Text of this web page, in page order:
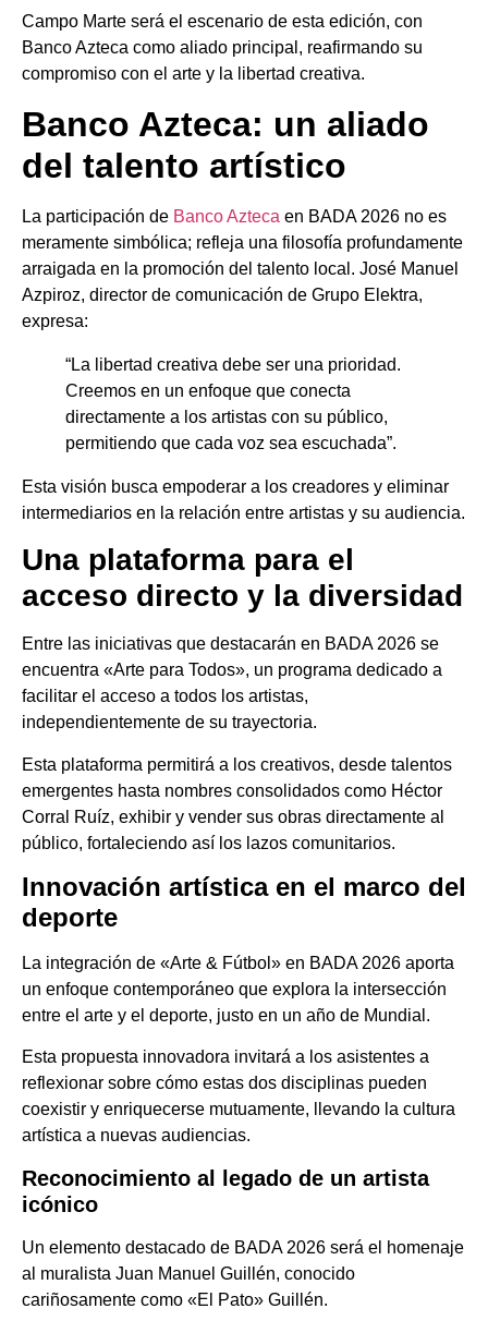
Campo Marte será el escenario de esta edición, con
Banco Azteca como aliado principal, reafirmando su
compromiso con el arte y la libertad creativa.
Banco Azteca: un aliado
del talento artístico
La participación de Banco Azteca en BADA 2026 no es
meramente simbólica; refleja una filosofía profundamente
arraigada en la promoción del talento local. José Manuel
Azpiroz, director de comunicación de Grupo Elektra,
expresa:
“La libertad creativa debe ser una prioridad.
Creemos en un enfoque que conecta
directamente a los artistas con su público,
permitiendo que cada voz sea escuchada”.
Esta visión busca empoderar a los creadores y eliminar
intermediarios en la relación entre artistas y su audiencia.
Una plataforma para el
acceso directo y la diversidad
Entre las iniciativas que destacarán en BADA 2026 se
encuentra «Arte para Todos», un programa dedicado a
facilitar el acceso a todos los artistas,
independientemente de su trayectoria.
Esta plataforma permitirá a los creativos, desde talentos
emergentes hasta nombres consolidados como Héctor
Corral Ruíz, exhibir y vender sus obras directamente al
público, fortaleciendo así los lazos comunitarios.
Innovación artística en el marco del
deporte
La integración de «Arte & Fútbol» en BADA 2026 aporta
un enfoque contemporáneo que explora la intersección
entre el arte y el deporte, justo en un año de Mundial.
Esta propuesta innovadora invitará a los asistentes a
reflexionar sobre cómo estas dos disciplinas pueden
coexistir y enriquecerse mutuamente, llevando la cultura
artística a nuevas audiencias.
Reconocimiento al legado de un artista
icónico
Un elemento destacado de BADA 2026 será el homenaje
al muralista Juan Manuel Guillén, conocido
cariñosamente como «El Pato» Guillén.